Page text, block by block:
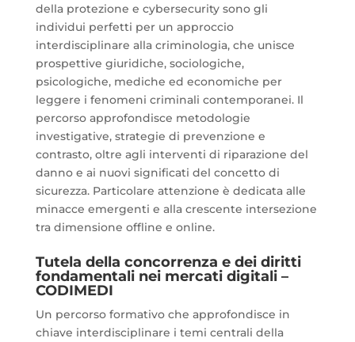
della protezione e cybersecurity sono gli
individui perfetti per un approccio
interdisciplinare alla criminologia, che unisce
prospettive giuridiche, sociologiche,
psicologiche, mediche ed economiche per
leggere i fenomeni criminali contemporanei. Il
percorso approfondisce metodologie
investigative, strategie di prevenzione e
contrasto, oltre agli interventi di riparazione del
danno e ai nuovi significati del concetto di
sicurezza. Particolare attenzione è dedicata alle
minacce emergenti e alla crescente intersezione
tra dimensione offline e online.
Tutela della concorrenza e dei diritti
fondamentali nei mercati digitali –
CODIMEDI
Un percorso formativo che approfondisce in
chiave interdisciplinare i temi centrali della